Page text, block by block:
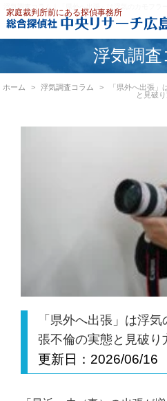
浮気調査
ホーム 浮気調査コラム
「県外へ出張
と見破
「県外へ出張」は浮
張不倫の実態と見破り
更新日： 2026/06/16